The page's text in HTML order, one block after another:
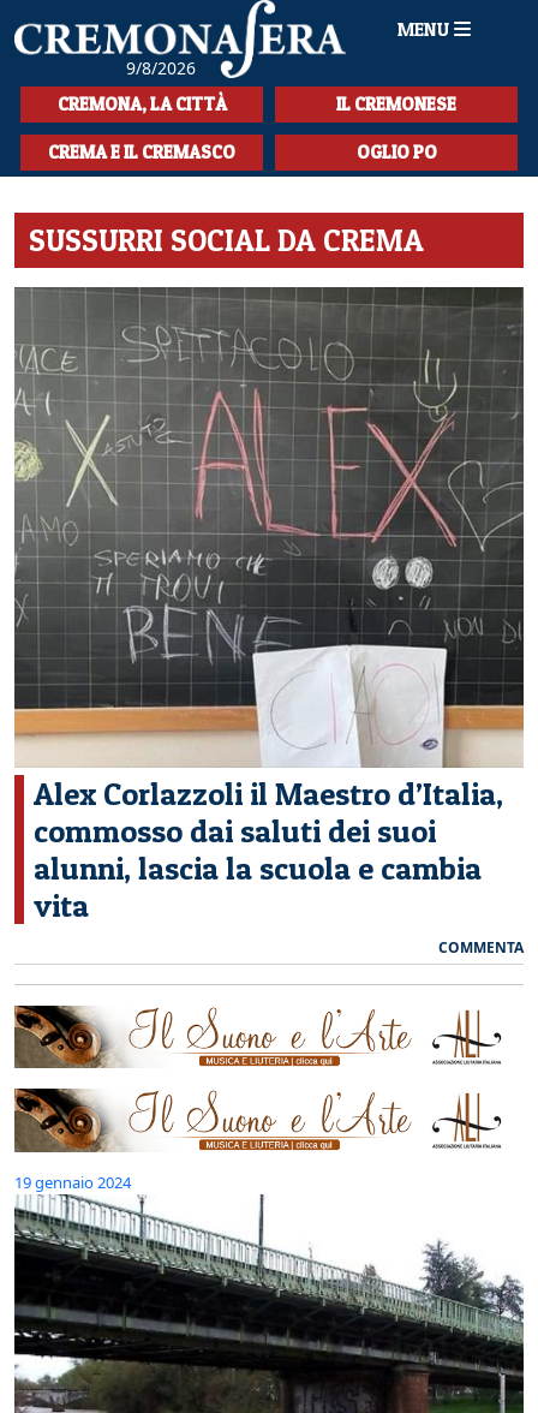
9/8/2026
MENU
HOME
CRONACA
LA MUSICA
CULTURA
LA STORIA
SPETTACOLI
L'EDITORIALE
SEZIONI
CERCA
CREMONA, LA CITTÀ IL CREMONESE
CREMA E IL CREMASCO OGLIO PO
SUSSURRI SOCIAL DA CREMA
Alex Corlazzoli il Maestro d’Italia,
commosso dai saluti dei suoi
alunni, lascia la scuola e cambia
vita
COMMENTA
19 gennaio 2024